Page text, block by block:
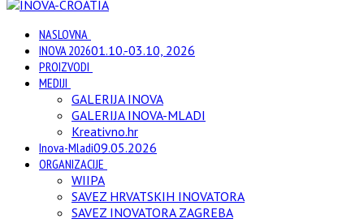
NASLOVNA
INOVA 202601.10.-03.10, 2026
PROIZVODI
MEDIJI
GALERIJA INOVA
GALERIJA INOVA-MLADI
Kreativno.hr
Inova-Mladi09.05.2026
ORGANIZACIJE
WIIPA
SAVEZ HRVATSKIH INOVATORA
SAVEZ INOVATORA ZAGREBA